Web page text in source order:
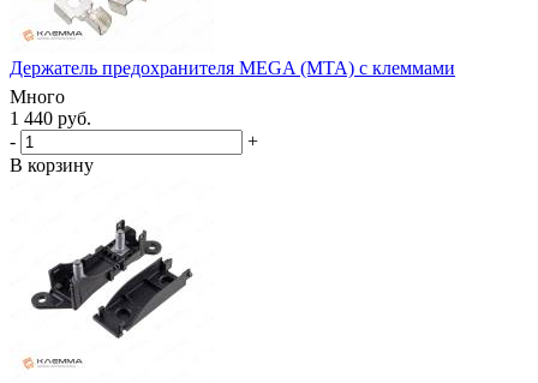
Держатель предохранителя MEGA (MTA) с клеммами
Много
1 440 руб.
-
+
В корзину